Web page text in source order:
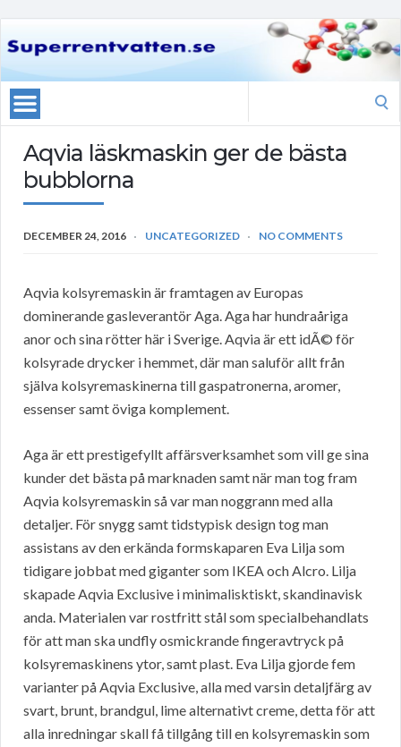
Aqvia läskmaskin ger de bästa
bubblorna
DECEMBER 24, 2016 UNCATEGORIZED NO COMMENTS
Aqvia kolsyremaskin är framtagen av Europas
dominerande gasleverantör Aga. Aga har hundraåriga
anor och sina rötter här i Sverige. Aqvia är ett idÃ© för
kolsyrade drycker i hemmet, där man saluför allt från
själva kolsyremaskinerna till gaspatronerna, aromer,
essenser samt öviga komplement.
Aga är ett prestigefyllt affärsverksamhet som vill ge sina
kunder det bästa på marknaden samt när man tog fram
Aqvia kolsyremaskin så var man noggrann med alla
detaljer. För snygg samt tidstypisk design tog man
assistans av den erkända formskaparen Eva Lilja som
tidigare jobbat med giganter som IKEA och Alcro. Lilja
skapade Aqvia Exclusive i minimalisktiskt, skandinavisk
anda. Materialen var rostfritt stål som specialbehandlats
för att man ska undfly osmickrande fingeravtryck på
kolsyremaskinens ytor, samt plast. Eva Lilja gjorde fem
varianter på Aqvia Exclusive, alla med varsin detaljfärg av
svart, brunt, brandgul, lime alternativt creme, detta för att
alla inredningar skall få tillgång till en kolsyremaskin som